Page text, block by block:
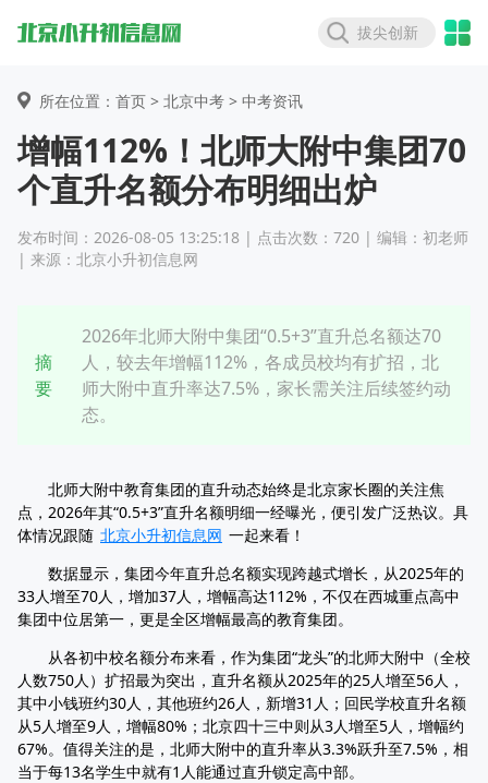
拔尖创新
所在位置：首页 > 北京中考 > 中考资讯
增幅112%！北师大附中集团70
个直升名额分布明细出炉
发布时间：2026-08-05 13:25:18 | 点击次数：720 | 编辑：初老师
| 来源：北京小升初信息网
摘
要
2026年北师大附中集团“0.5+3”直升总名额达70
人，较去年增幅112%，各成员校均有扩招，北
师大附中直升率达7.5%，家长需关注后续签约动
态。
北师大附中教育集团的直升动态始终是北京家长圈的关注焦
点，2026年其“0.5+3”直升名额明细一经曝光，便引发广泛热议。具
体情况跟随 北京小升初信息网 一起来看！
数据显示，集团今年直升总名额实现跨越式增长，从2025年的
33人增至70人，增加37人，增幅高达112%，不仅在西城重点高中
集团中位居第一，更是全区增幅最高的教育集团。
从各初中校名额分布来看，作为集团“龙头”的北师大附中（全校
人数750人）扩招最为突出，直升名额从2025年的25人增至56人，
其中小钱班约30人，其他班约26人，新增31人；回民学校直升名额
从5人增至9人，增幅80%；北京四十三中则从3人增至5人，增幅约
67%。值得关注的是，北师大附中的直升率从3.3%跃升至7.5%，相
当于每13名学生中就有1人能通过直升锁定高中部。